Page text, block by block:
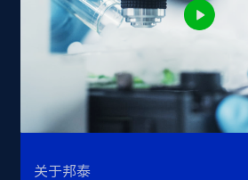
关于邦泰